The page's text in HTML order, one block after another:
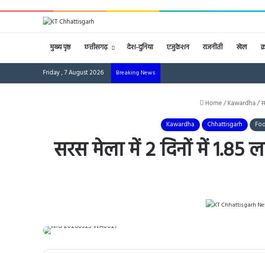
मुख्य पृष्ठ छत्तीसगढ़ देश-दुनिया एजुकेशन राजनीती खेल
Friday , 7 August 2026 Breaking News
Home/Kawardha/
Kawardha Chhattisgarh
सरस मेला में 2 दिनों में 1.85